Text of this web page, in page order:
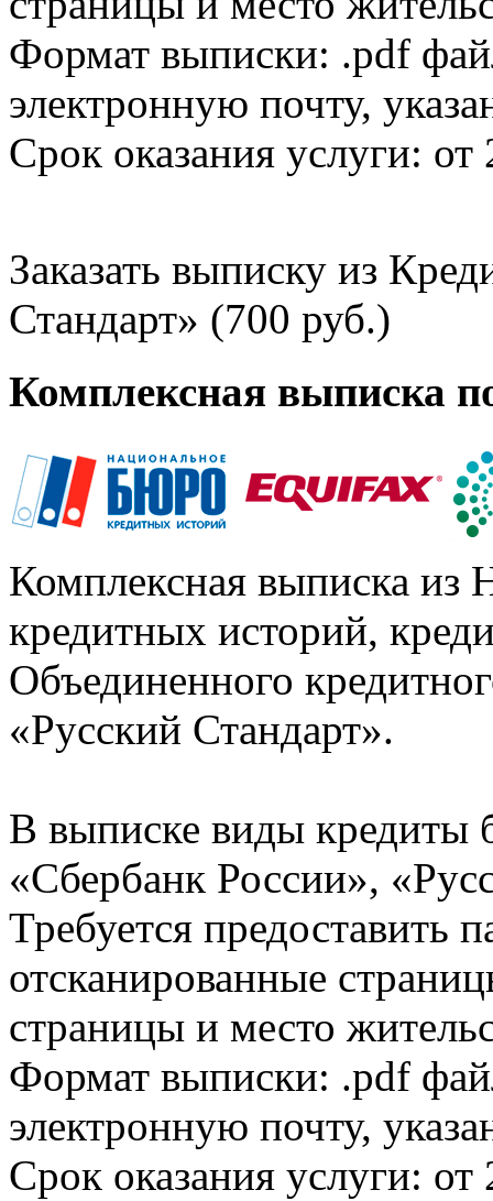
Формат выписки: .pdf
электронную почту,
Срок оказания услуги: от
Заказать выписку из
Стандарт» (700 руб.)
Комплексная выписка
Комплексная выписка из
кредитных историй,
Объединенного
«Русский Стандарт».
В выписке виды кредиты
«Сбербанк России»,
Требуется предоставить
отсканированные
страницы и место
Формат выписки: .pdf
электронную почту,
Срок оказания услуги: от